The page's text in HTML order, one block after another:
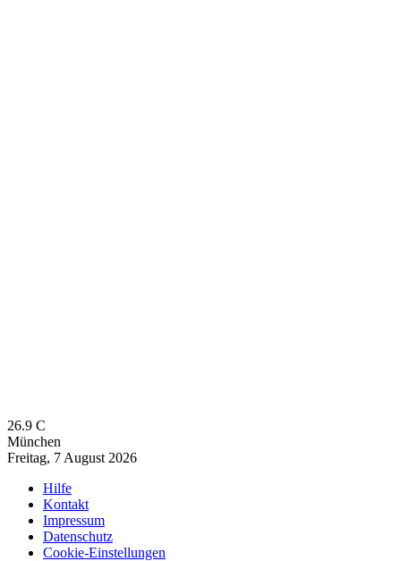
26.9 C
München
Freitag, 7 August 2026
Hilfe
Kontakt
Impressum
Datenschutz
Cookie-Einstellungen